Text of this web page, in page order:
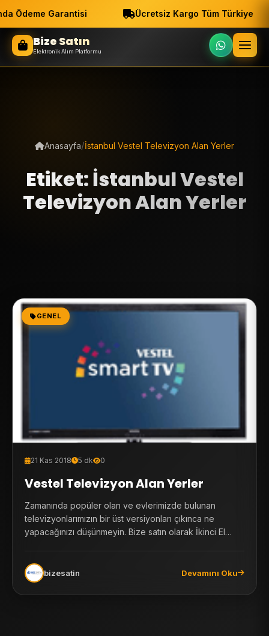
Ödeme Garantisi Ücretsiz Kargo Tüm Türkiye
Bize Satın
Elektronik Alım Platformu
Anasayfa/İstanbul Vestel Televizyon Alan Yerler
Etiket: İstanbul Vestel
Televizyon Alan Yerler
GENEL
21 Kas 2018 5 dk 0
Vestel Televizyon Alan Yerler
Zamanında popüler olan ve evlerimizde bulunan
televizyonlarımızın bir üst versiyonları çıkınca ne
yapacağınızı düşünmeyin. Bize satın olarak İkinci El
bizesatin Devamını Oku